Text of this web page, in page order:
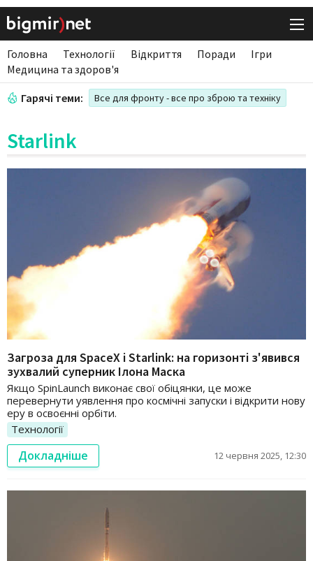
Головна Технології Відкриття Поради
Ігри
Медицина та здоров'я
Гарячі теми: Все для фронту - все про зброю та техніку
Starlink
Загроза для SpaceX і Starlink: на горизонті з'явився
зухвалий суперник Ілона Маска
Якщо SpinLaunch виконає свої обіцянки, це може
перевернути уявлення про космічні запуски і відкрити нову
еру в освоєнні орбіти.
Технології
Докладніше 12 червня 2025, 12:30